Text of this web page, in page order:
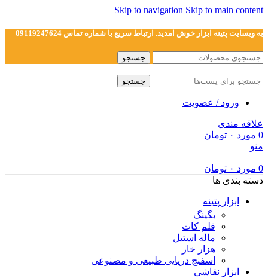
Skip to navigation Skip to main content
به وبسایت پتینه ابزار خوش آمدید. ارتباط سریع با شماره تماس 09119247624
جستجو
جستجو
ورود / عضویت
علاقه مندی
0 مورد ۰ تومان
منو
0 مورد ۰ تومان
دسته بندی ها
ابزار پتینه
بگینگ
قلم کات
ماله استیل
هزار خار
اسفنج دریایی طبیعی و مصنوعی
ابزار نقاشی